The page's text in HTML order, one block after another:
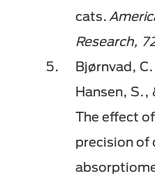
cats.
Research,
Bjørnvad,
Hansen, S.,
The effect
precision of